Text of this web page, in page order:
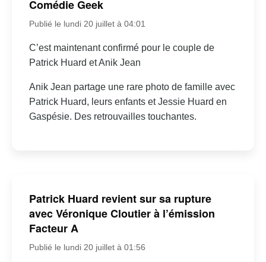
Comédie Geek
Publié le lundi 20 juillet à 04:01
C’est maintenant confirmé pour le couple de
Patrick Huard et Anik Jean
Anik Jean partage une rare photo de famille avec
Patrick Huard, leurs enfants et Jessie Huard en
Gaspésie. Des retrouvailles touchantes.
Patrick Huard revient sur sa rupture
avec Véronique Cloutier à l’émission
Facteur A
Publié le lundi 20 juillet à 01:56